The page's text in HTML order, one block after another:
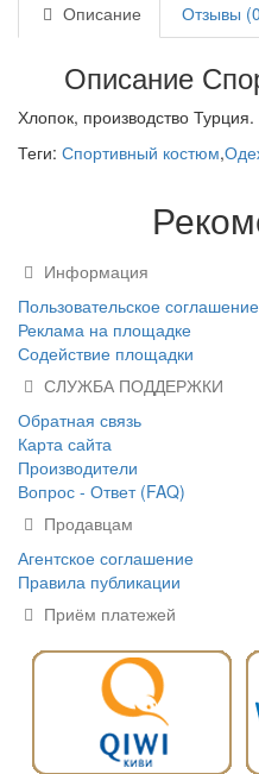
Описание Отзывы
Описание
Хлопок, производство
Теги: Спортивный костюм,
Информация
Пользовательское соглашение
Реклама на площадке
Содействие площадки
СЛУЖБА ПОДДЕРЖКИ
Обратная связь
Карта сайта
Производители
Вопрос - Ответ (FAQ)
Продавцам
Агентское соглашение
Правила публикации
Приём платежей